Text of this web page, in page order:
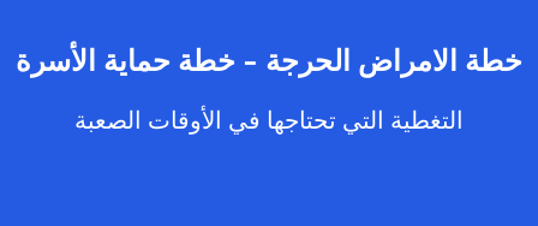
خطة الامراض الحرجة - خطة حماية الأسرة
التغطية التي تحتاجها في الأوقات الصعبة